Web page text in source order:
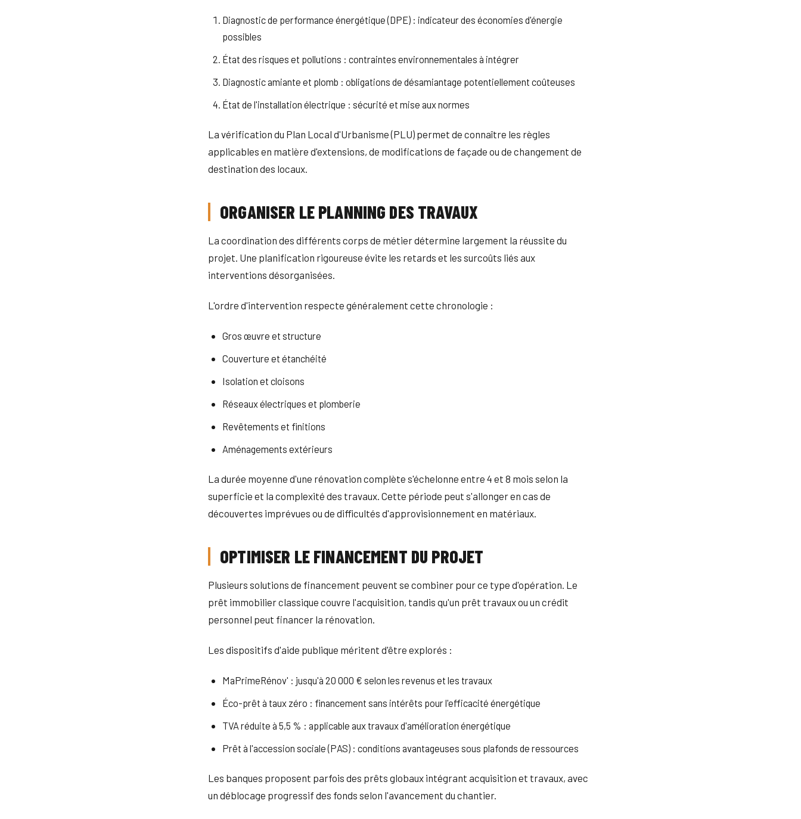
Diagnostic de performance énergétique (DPE) : indicateur des économies d'énergie
possibles
État des risques et pollutions : contraintes environnementales à intégrer
Diagnostic amiante et plomb : obligations de désamiantage potentiellement coûteuses
État de l'installation électrique : sécurité et mise aux normes
La vérification du Plan Local d'Urbanisme (PLU) permet de connaître les règles
applicables en matière d'extensions, de modifications de façade ou de changement de
destination des locaux.
ORGANISER LE PLANNING DES TRAVAUX
La coordination des différents corps de métier détermine largement la réussite du
projet. Une planification rigoureuse évite les retards et les surcoûts liés aux
interventions désorganisées.
L'ordre d'intervention respecte généralement cette chronologie :
Gros œuvre et structure
Couverture et étanchéité
Isolation et cloisons
Réseaux électriques et plomberie
Revêtements et finitions
Aménagements extérieurs
La durée moyenne d'une rénovation complète s'échelonne entre 4 et 8 mois selon la
superficie et la complexité des travaux. Cette période peut s'allonger en cas de
découvertes imprévues ou de difficultés d'approvisionnement en matériaux.
OPTIMISER LE FINANCEMENT DU PROJET
Plusieurs solutions de financement peuvent se combiner pour ce type d'opération. Le
prêt immobilier classique couvre l'acquisition, tandis qu'un prêt travaux ou un crédit
personnel peut financer la rénovation.
Les dispositifs d'aide publique méritent d'être explorés :
MaPrimeRénov' : jusqu'à 20 000 € selon les revenus et les travaux
Éco-prêt à taux zéro : financement sans intérêts pour l'efficacité énergétique
TVA réduite à 5,5 % : applicable aux travaux d'amélioration énergétique
Prêt à l'accession sociale (PAS) : conditions avantageuses sous plafonds de ressources
Les banques proposent parfois des prêts globaux intégrant acquisition et travaux, avec
un déblocage progressif des fonds selon l'avancement du chantier.